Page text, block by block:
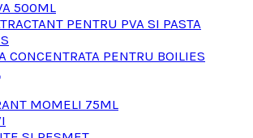
500ML
PENTRU PVA SI PASTA
CONCENTRATA PENTRU BOILIES
MOMELI 75ML